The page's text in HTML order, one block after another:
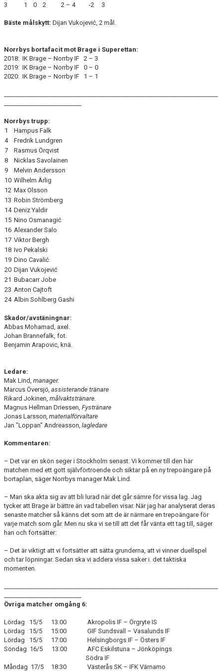
3 1 0 2 2 – 4 -2 3
Bäste målskytt: Dijan Vukojević, 2 mål.
Norrbys bortafacit mot Brage i Superettan:
2018: IK Brage – Norrby IF 2 – 3
2019: IK Brage – Norrby IF 0 – 0
2020: IK Brage – Norrby IF 1 – 1
Norrbys trupp:
1
Hampus Falk
4
Fredrik Lundgren
7
Rasmus Örqvist
8
Nicklas Savolainen
9
Melvin Andersson
10 Wilhelm Ärlig
12 Max Olsson
13 Robin Strömberg
14 Deniz Yaldir
15 Nino Osmanagić
16 Alexander Salo
17 Viktor Bergh
18 Ivo Pekalski
19 Dino Cavalić
20 Dijan Vukojević
21 Bubacarr Jobe
23 Anton Cajtoft
24 Albin Sohlberg Gashi
Skador/avstäningnar:
Abbas Mohamad, axel.
Johan Brannefalk, fot.
Benjamin Arapovic, knä.
Ledare:
Mak Lind, manager.
Marcus Översjö , assisterande tränare
Rikard Jokinen, målvaktstränare.
Magnus Hellman Driessen, Fystränare
Jonas Larsson , materialförvaltare
Jan "Loppan" Andreasson , lagledare
Kommentaren:
– Det var en skön seger i Stockholm senast. Vi kommer till den här
matchen med ett gott självförtroende och siktar på en ny trepoängare på
bortaplan, säger Norrbys manager Mak Lind.
– Man ska akta sig av att bli lurad när det går sämre för vissa lag. Jag
tycker att Brage är bättre än vad tabellen visar. När jag har analyserat deras
senaste matcher så känns det som att de är närmare en trepoängare för
varje match som går. Men nu ska vi se till att det får vänta ett tag till, säger
han och fortsätter:
– Det är viktigt att vi fortsätter att sätta grunderna, att vi vinner duellspel
och tar löpningar. Sedan ska vi addera vissa saker i. det taktiska
momenten.
Övriga matcher omgång 6:
Lördag 15/5 13:00
Akropolis IF – Örgryte IS
Lördag 15/5 15:00
GIF Sundsvall – Vasalunds IF
Lördag 15/5 17:00
Helsingborgs IF – Östers IF
Söndag 16/5 13:00
AFC Eskilstuna – Jönköpings
Södra IF
Måndag 17/5 18:30
Västerås SK – IFK Värnamo